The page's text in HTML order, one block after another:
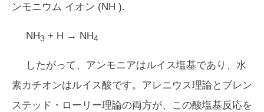
ンモニウム イオン (NH ).
NH3 + H → NH4
したがって、アンモニアはルイス塩基であり、水
素カチオンはルイス酸です。アレニウス理論とブレン
ステッド・ローリー理論の両方が、この酸塩基反応を